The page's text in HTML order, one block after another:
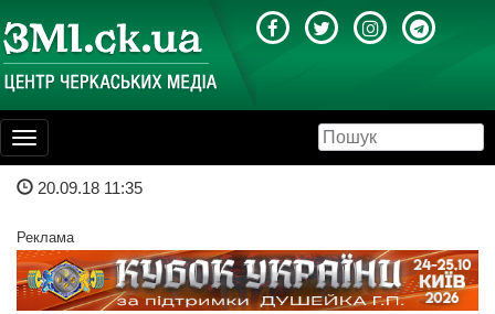
Toggle
navigation
20.09.18 11:35
Реклама